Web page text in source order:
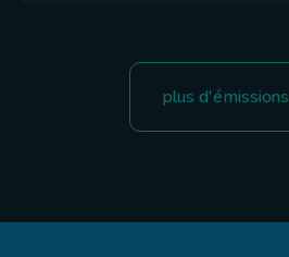
plus d'émissions